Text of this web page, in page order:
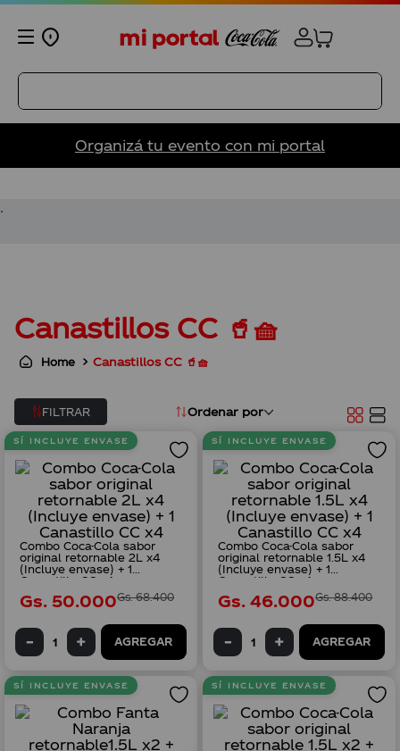
Organizá tu evento con mi portal
.
Canastillos CC 🥤🧺
Canastillos CC 🥤🧺
FILTRAR Ordenar por
SÍ INCLUYE ENVASE
Combo Coca-Cola sabor
original retornable 2L x4
(Incluye envase) + 1
Canastillo CC x4
Gs. 50.000Gs. 68.400
AGREGAR
SÍ INCLUYE ENVASE
Combo Coca-Cola sabor
original retornable 1.5L x4
(Incluye envase) + 1
Canastillo CC x4
Gs. 46.000Gs. 88.400
AGREGAR
SÍ INCLUYE ENVASE SÍ INCLUYE ENVASE
TÉRMINOS MÁS BUSCADOS
5. vaso
6. vaso pasión
albirroja
9. vasos canción
retornable